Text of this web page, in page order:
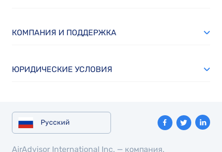
КОМПАНИЯ И ПОДДЕРЖКА
ЮРИДИЧЕСКИЕ УСЛОВИЯ
Русский
AirAdvisor International Inc. — компания,